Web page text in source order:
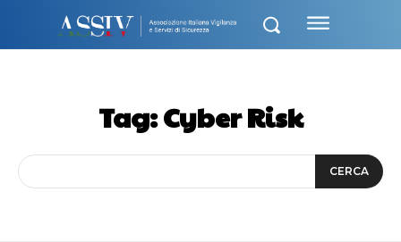
Tag:Cyber Risk
CERCA